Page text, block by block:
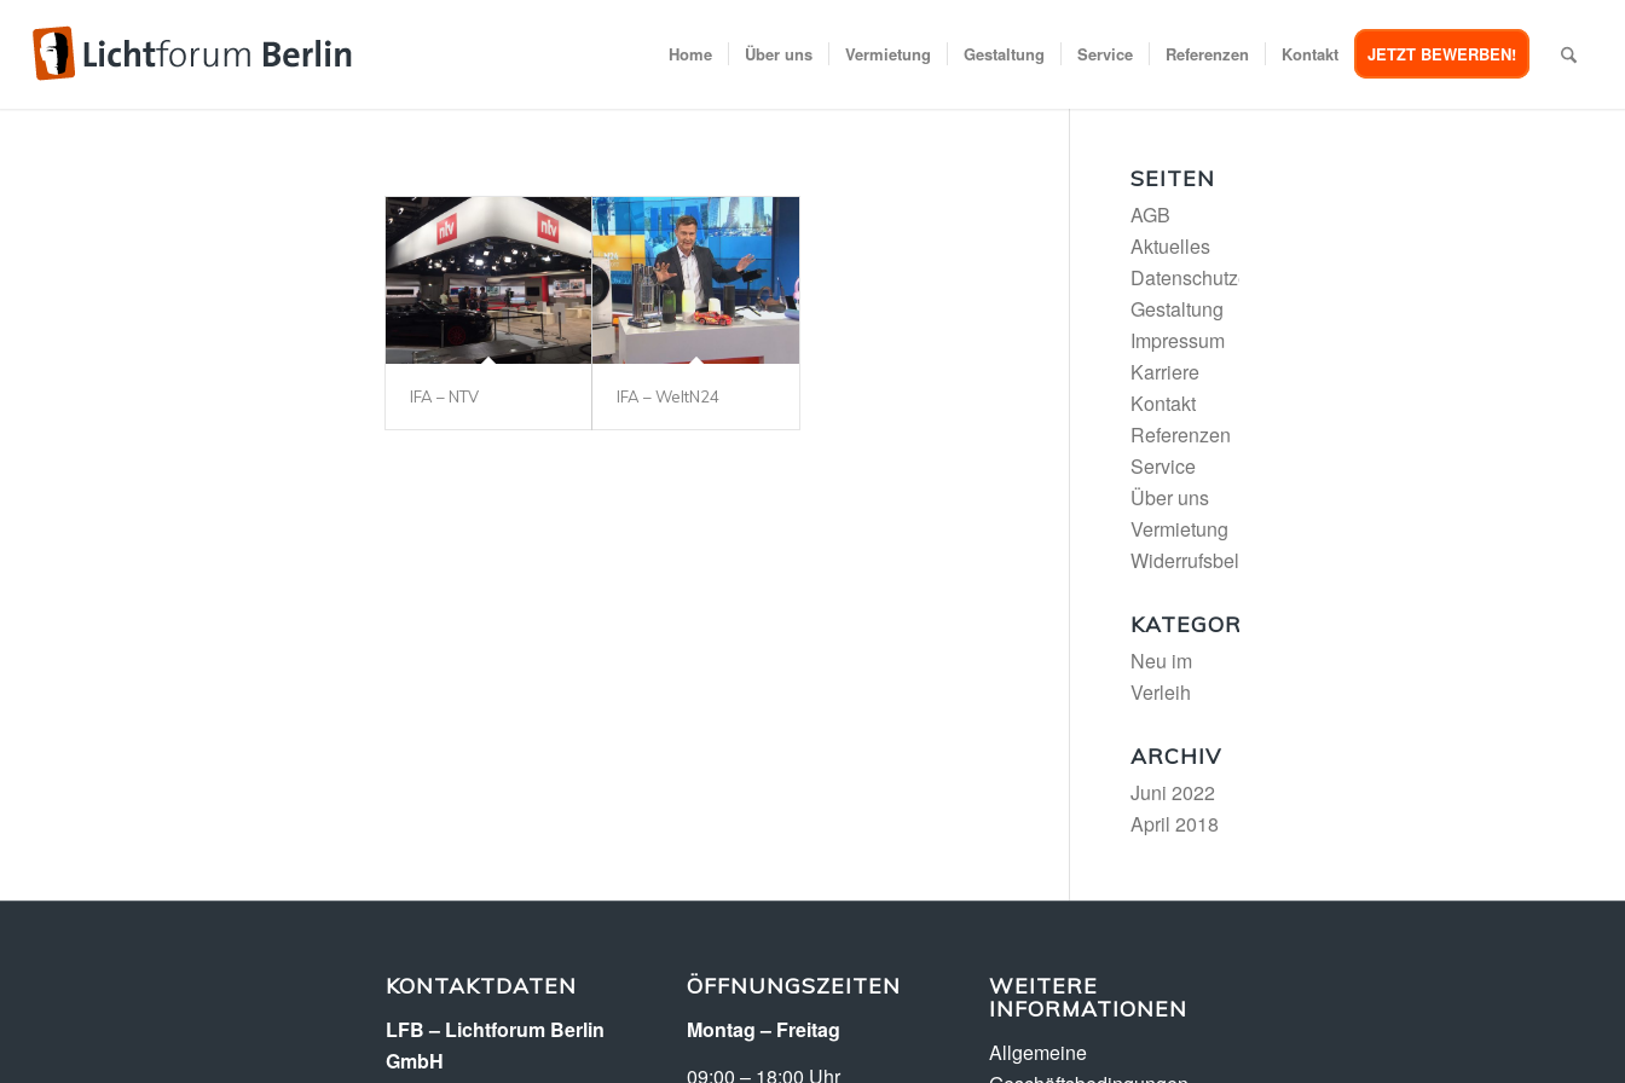
Home Über uns Vermietung Gestaltung Service Referenzen Kontakt JETZT BEWERBEN!
IFA – NTV IFA – WeltN24
SEITEN
AGB
Aktuelles
Datenschutzerklärung
Gestaltung
Impressum
Karriere
Kontakt
Referenzen
Service
Über uns
Vermietung
Widerrufsbelehrung
KATEGORIEN
Neu im
Verleih
ARCHIV
Juni 2022
April 2018
KONTAKTDATEN
LFB – Lichtforum Berlin
GmbH
ÖFFNUNGSZEITEN
Montag – Freitag
09:00 – 18:00 Uhr
WEITERE
INFORMATIONEN
Allgemeine